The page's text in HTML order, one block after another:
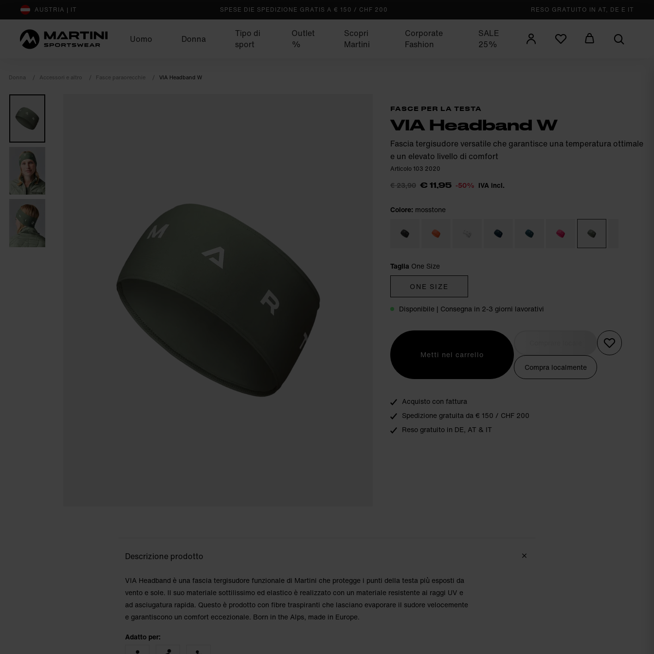
sr.Table Of Content
Completa il tuo outfit
Potrebbe piacerti anche
AUSTRIA | IT SPESE DIE SPEDIZIONE GRATIS A € 150 / CHF 200 RESO GRATUITO IN AT, DE E IT
Uomo Donna
Tipo di
sport
Outlet
%
Scopri
Martini
Corporate
Fashion
SALE
25%
Donna Accessori e altro Fasce paraorecchie VIA Headband W
FASCE PER LA TESTA
VIA Headband W
Fascia tergisudore versatile che garantisce una temperatura ottimale
e un elevato livello di comfort
Articolo 103 2020
€ 23,90 € 11,95 -50% IVA incl.
Colore: mosstone
Taglia One Size
ONE SIZE
Disponibile | Consegna in 2-3 giorni lavorativi
Metti nel carrello
Compra localmente
Acquisto con fattura
Spedizione gratuita da € 150 / CHF 200
Reso gratuito in DE, AT & IT
Descrizione prodotto
VIA Headband è una fascia tergisudore funzionale di Martini che protegge i punti della testa più esposti da
vento e sole. Il suo materiale sottilissimo ed elastico è realizzato con un materiale resistente ai raggi UV e
ad asciugatura rapida. Questo è prodotto con fibre traspiranti che lasciano evaporare il sudore velocemente
e garantiscono un comfort eccezionale. Born in the Alps, made in Europe.
Adatto per: